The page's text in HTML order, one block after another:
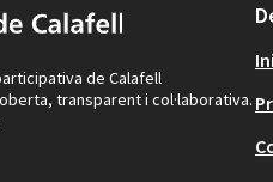
de Calafell
transparent i col·laborativa.